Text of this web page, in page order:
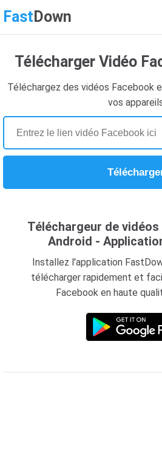
Fast Down
Télécharger Vidéo
Téléchargez des vidéos Facebook
vos
Téléchargeur de
Android -
Installez l'application
télécharger rapidement et
Facebook en haute